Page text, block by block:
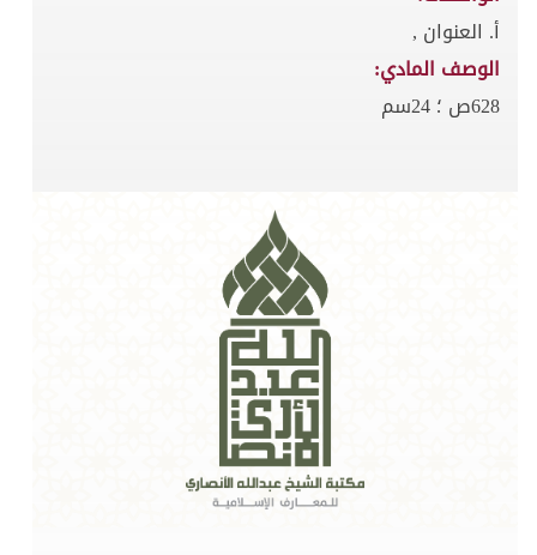
أ. العنوان ,
الوصف المادي:
628ص ؛ 24سم